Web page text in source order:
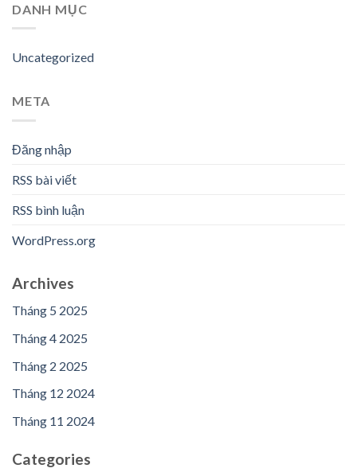
DANH MỤC
Uncategorized
META
Đăng nhập
RSS bài viết
RSS bình luận
WordPress.org
Archives
Tháng 5 2025
Tháng 4 2025
Tháng 2 2025
Tháng 12 2024
Tháng 11 2024
Categories